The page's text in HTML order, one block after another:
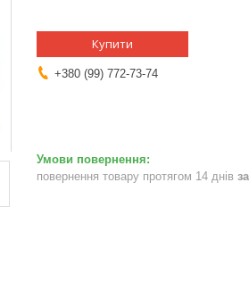
Купити
+380 (99) 772-73-74
повернення товару протягом 14 днів